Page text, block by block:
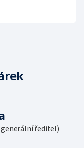
generální ředitel)